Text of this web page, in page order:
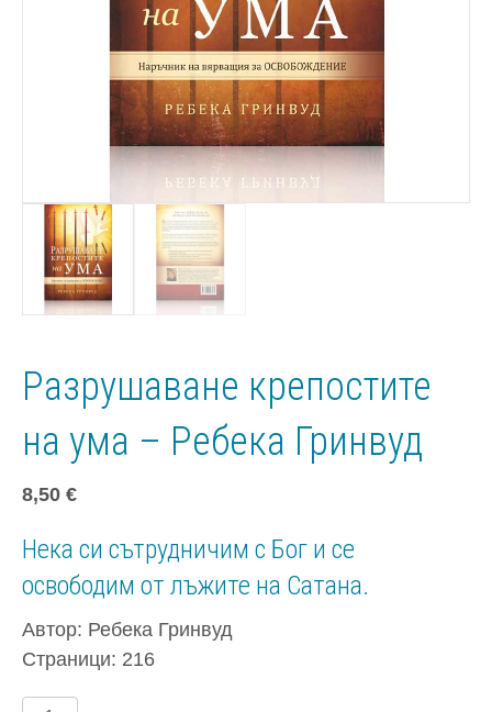
Разрушаване крепостите
на ума – Ребека Гринвуд
8,50 €
Нека си сътрудничим с Бог и се
освободим от лъжите на Сатана.
Автор: Ребека Гринвуд
Страници: 216